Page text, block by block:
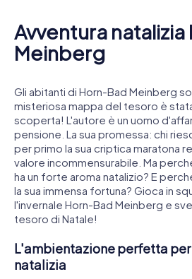
Avventura
Meinberg
Gli abitanti di Horn-Bad Meinberg
misteriosa mappa del tesoro è
scoperta! L'autore è un uomo
pensione. La sua promessa: chi
per primo la sua criptica maratona
valore incommensurabile. Ma
ha un forte aroma natalizio? E
la sua immensa fortuna? Gioca in
l'invernale Horn-Bad Meinberg e
tesoro di Natale!
L'ambientazione perfetta per
natalizia